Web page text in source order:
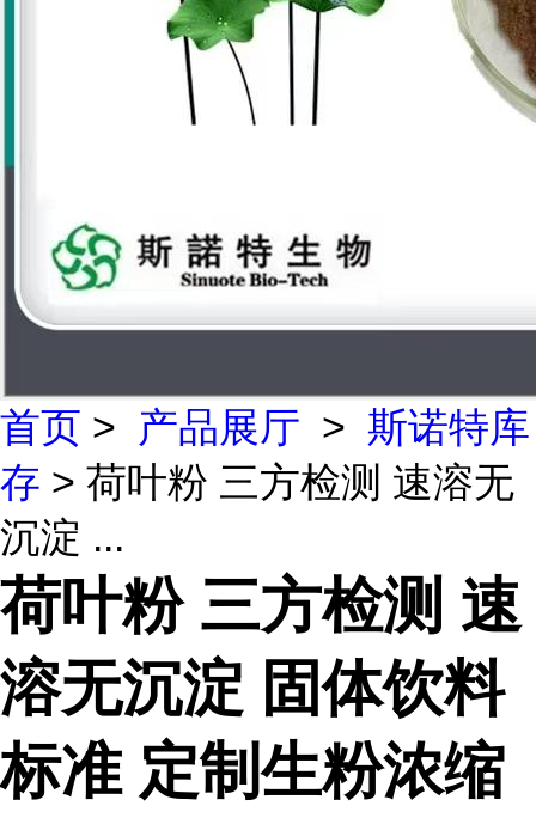
首页 > 产品展厅 > 斯诺特库
存 > 荷叶粉 三方检测 速溶无
沉淀 ...
荷叶粉 三方检测 速
溶无沉淀 固体饮料
标准 定制生粉浓缩